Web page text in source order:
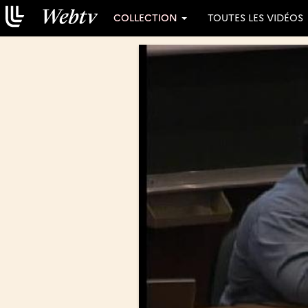
COLLECTION TOUTES LES VIDÉOS